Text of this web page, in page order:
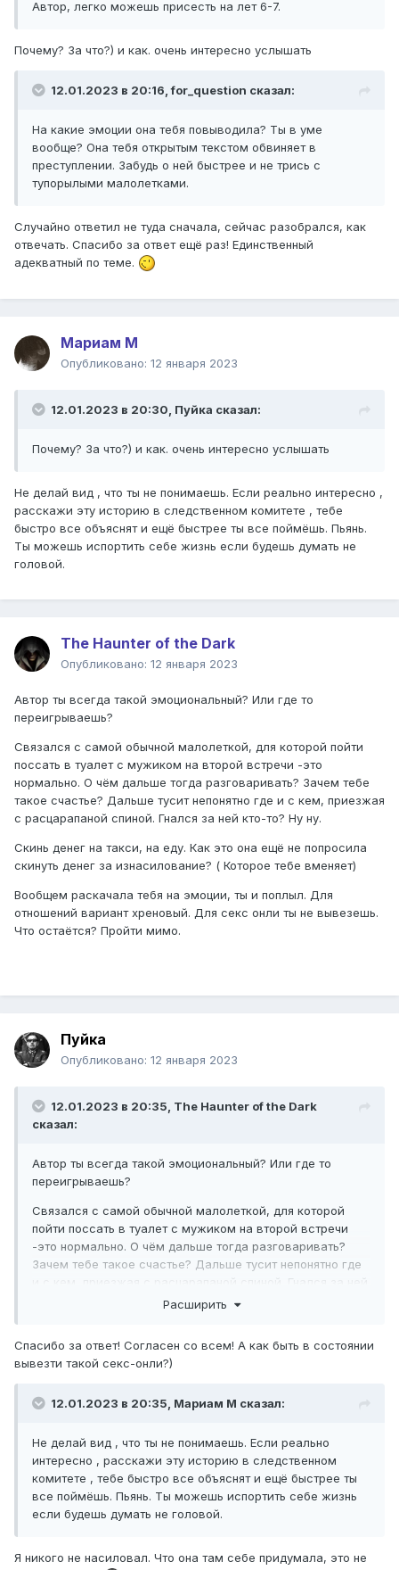
Автор, легко можешь присесть на лет 6-7.
Почему? За что?) и как. очень интересно услышать
12.01.2023 в 20:16,for_question сказал:
На какие эмоции она тебя повыводила? Ты в уме
вообще? Она тебя открытым текстом обвиняет в
преступлении. Забудь о ней быстрее и не трись с
тупорылыми малолетками.
Случайно ответил не туда сначала, сейчас разобрался, как
отвечать. Спасибо за ответ ещё раз! Единственный
адекватный по теме.
Мариам М
Опубликовано: 12 января 2023
12.01.2023 в 20:30, Пуйка сказал:
Почему? За что?) и как. очень интересно услышать
Не делай вид , что ты не понимаешь. Если реально интересно ,
расскажи эту историю в следственном комитете , тебе
быстро все объяснят и ещё быстрее ты все поймёшь. Пьянь.
Ты можешь испортить себе жизнь если будешь думать не
головой.
The Haunter of the Dark
Опубликовано: 12 января 2023
Автор ты всегда такой эмоциональный? Или где то
переигрываешь?
Связался с самой обычной малолеткой, для которой пойти
поссать в туалет с мужиком на второй встречи -это
нормально. О чём дальше тогда разговаривать? Зачем тебе
такое счастье? Дальше тусит непонятно где и с кем, приезжая
с расцарапаной спиной. Гнался за ней кто-то? Ну ну.
Скинь денег на такси, на еду. Как это она ещё не попросила
скинуть денег за изнасилование? ( Которое тебе вменяет)
Вообщем раскачала тебя на эмоции, ты и поплыл. Для
отношений вариант хреновый. Для секс онли ты не вывезешь.
Что остаётся? Пройти мимо.
Пуйка
Опубликовано: 12 января 2023
12.01.2023 в 20:35, The Haunter of the Dark
сказал:
Автор ты всегда такой эмоциональный? Или где то
переигрываешь?
Связался с самой обычной малолеткой, для которой
пойти поссать в туалет с мужиком на второй встречи
-это нормально. О чём дальше тогда разговаривать?
Зачем тебе такое счастье? Дальше тусит непонятно где
и с кем, приезжая с расцарапаной спиной. Гнался за ней
попросила скинуть денег за изнасилование? ( Которое
тебе вменяет)
Вообщем раскачала тебя на эмоции, ты и поплыл. Для
отношений вариант хреновый. Для секс онли ты не
Расширить
Спасибо за ответ! Согласен со всем! А как быть в состоянии
вывезти такой секс-онли?)
12.01.2023 в 20:35, Мариам М сказал:
Не делай вид , что ты не понимаешь. Если реально
интересно , расскажи эту историю в следственном
комитете , тебе быстро все объяснят и ещё быстрее ты
все поймёшь. Пьянь. Ты можешь испортить себе жизнь
если будешь думать не головой.
Я никого не насиловал. Что она там себе придумала, это не